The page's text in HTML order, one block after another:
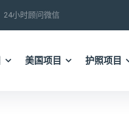
24小时顾问微信
美国项目 护照项目